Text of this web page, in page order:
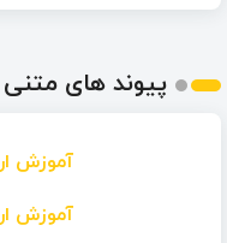
پیوند های متنی
آموزش
آموزش